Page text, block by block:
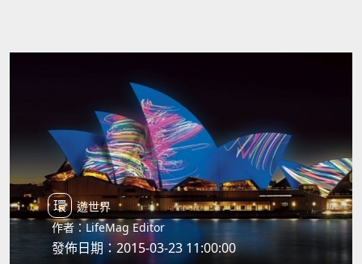
環遊世界
作者：LifeMag Editor
發佈日期：2015-03-23 11:00:00